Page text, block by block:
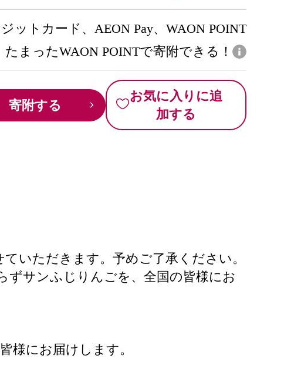
ットカード、AEON Pay、WAON POINT
たまったWAON POINTで寄附できる！
寄附する
お気に入りに追
加する
いただきます。予めご了承ください。
ずサンふじりんごを、全国の皆様にお
様にお届けします。